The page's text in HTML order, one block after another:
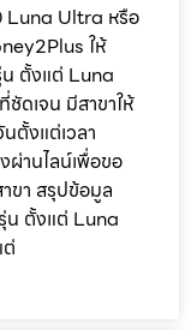
Luna Ultra หรือ
ให้
ตั้งแต่ Luna
ดเจน มีสาขาให้
ตั้งแต่เวลา
านไลน์เพื่อขอ
ขา สรุปข้อมูล
ตั้งแต่ Luna